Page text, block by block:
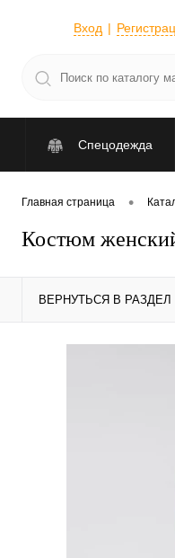
Вход
Спецодежда
Главная страница •
Костюм
ВЕРНУТЬСЯ В РАЗДЕЛ